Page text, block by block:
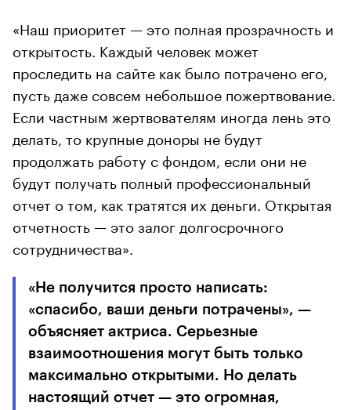
«Наш приоритет — это полная прозрачность и
открытость. Каждый человек может
проследить на сайте как было потрачено его,
пусть даже совсем небольшое пожертвование.
Если частным жертвователям иногда лень это
делать, то крупные доноры не будут
продолжать работу с фондом, если они не
будут получать полный профессиональный
отчет о том, как тратятся их деньги. Открытая
отчетность — это залог долгосрочного
сотрудничества».
«Не получится просто написать:
«спасибо, ваши деньги потрачены», —
объясняет актриса. Серьезные
взаимоотношения могут быть только
максимально открытыми. Но делать
настоящий отчет — это огромная,